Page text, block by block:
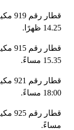
14.25 ظهرًا.
15.35 مساءً.
18:00 مساءً.
مساءً.